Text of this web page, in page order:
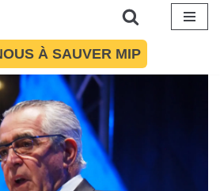
À SAUVER MIP
Torres Politique